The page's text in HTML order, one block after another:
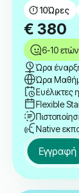
10Ώρες
€ 380
6-10
Ώρα
Ώρα
Ευέλικτες
Flexible
Native
Εγγραφή